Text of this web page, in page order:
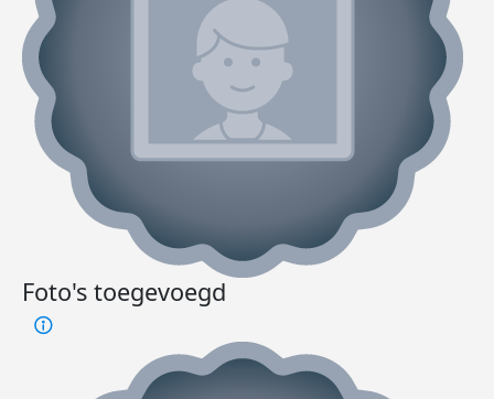
Foto's toegevoegd